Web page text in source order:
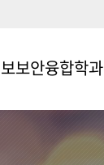
보안융합학과